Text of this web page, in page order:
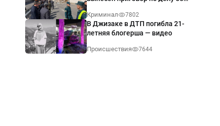
Ташкенте
Криминал 7802
В Джизаке в ДТП погибла 21-
летняя блогерша — видео
Происшествия 7644